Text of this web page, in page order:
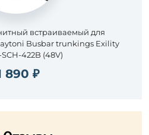
встраиваемый для
Busbar trunkings Exility
422B (48V)
890 ₽